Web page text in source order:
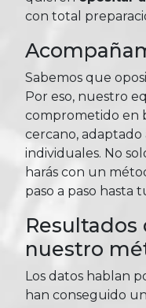
con total
Sabemos que
Por eso, nuestro
comprometido en
cercano, adaptado
individuales. No
harás con un
paso a paso hasta
Resultados
nuestro
Los datos hablan
han conseguido